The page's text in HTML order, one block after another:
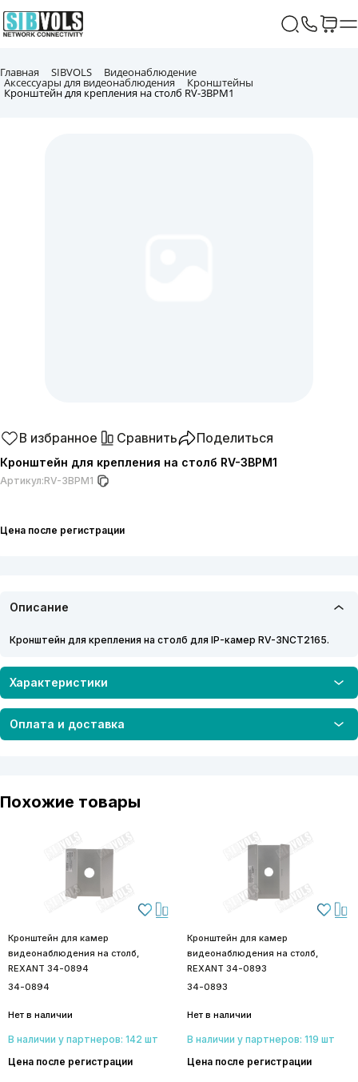
Главная SIBVOLS Видеонаблюдение
Аксессуары для видеонаблюдения Кронштейны
Кронштейн для крепления на столб RV-3BPM1
В избранное Сравнить Поделиться
Кронштейн для крепления на столб RV-3BPM1
Артикул:RV-3BPM1
Цена после регистрации
Описание
Кронштейн для крепления на столб для IP-камер RV-3NCT2165.
Характеристики
Оплата и доставка
Похожие товары
Кронштейн для камер
видеонаблюдения на столб,
REXANT 34-0894
34-0894
Нет в наличии
В наличии у партнеров: 142 шт
Цена после регистрации
Кронштейн для камер
видеонаблюдения на столб,
REXANT 34-0893
34-0893
Нет в наличии
В наличии у партнеров: 119 шт
Цена после регистрации